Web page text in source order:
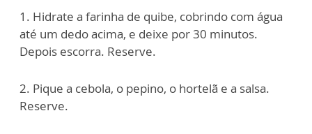
1. Hidrate a farinha de quibe, cobrindo com água
até um dedo acima, e deixe por 30 minutos.
Depois escorra. Reserve.
2. Pique a cebola, o pepino, o hortelã e a salsa.
Reserve.